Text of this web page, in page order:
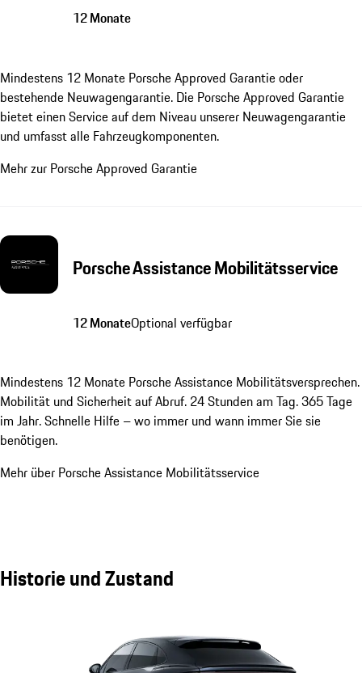
12 Monate
Mindestens 12 Monate Porsche Approved Garantie oder
bestehende Neuwagengarantie. Die Porsche Approved Garantie
bietet einen Service auf dem Niveau unserer Neuwagengarantie
und umfasst alle Fahrzeugkomponenten.
Mehr zur Porsche Approved Garantie
Porsche Assistance Mobilitätsservice
12 MonateOptional verfügbar
Mindestens 12 Monate Porsche Assistance Mobilitätsversprechen.
Mobilität und Sicherheit auf Abruf. 24 Stunden am Tag. 365 Tage
im Jahr. Schnelle Hilfe – wo immer und wann immer Sie sie
benötigen.
Mehr über Porsche Assistance Mobilitätsservice
Historie und Zustand